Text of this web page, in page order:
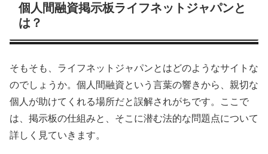
個人間融資掲示板ライフネットジャパンと
は？
そもそも、ライフネットジャパンとはどのようなサイトな
のでしょうか。個人間融資という言葉の響きから、親切な
個人が助けてくれる場所だと誤解されがちです。ここで
は、掲示板の仕組みと、そこに潜む法的な問題点について
詳しく見ていきます。